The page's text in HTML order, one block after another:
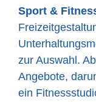
Sport &
zur Auswahl.
Angebote,
ein